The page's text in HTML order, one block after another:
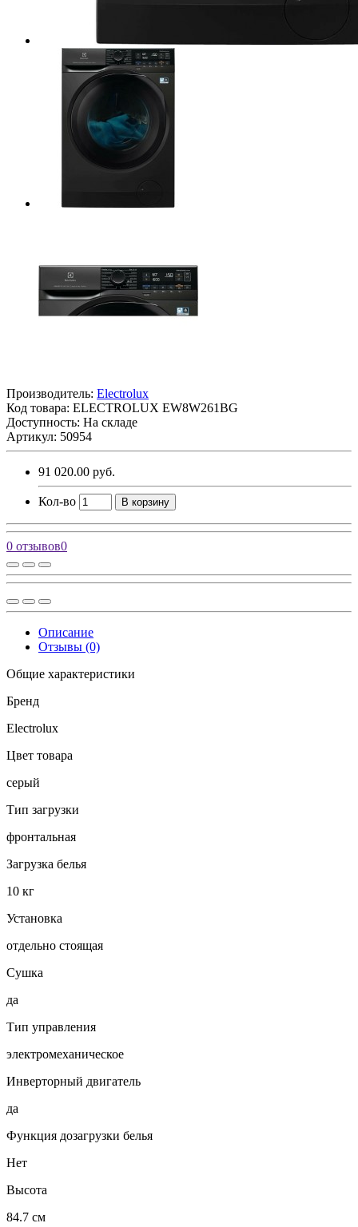
Производитель: Electrolux
Код товара: ELECTROLUX EW8W261BG
Доступность: На складе
Артикул: 50954
91 020.00 руб.
Кол-во В корзину
0 отзывов0
Описание
Отзывы (0)
Общие характеристики
Бренд
Electrolux
Цвет товара
серый
Тип загрузки
фронтальная
Загрузка белья
10 кг
Установка
отдельно стоящая
Сушка
да
Тип управления
электромеханическое
Инверторный двигатель
да
Функция дозагрузки белья
Нет
Высота
84.7 см